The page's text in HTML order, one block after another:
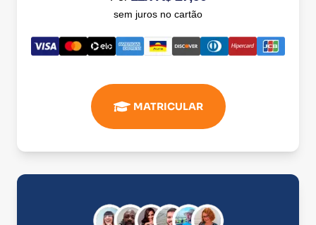
sem juros no cartão
MATRICULAR